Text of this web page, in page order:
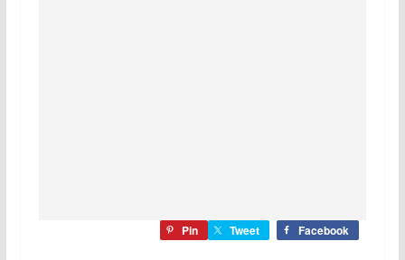
Facebook
Tweet
Pin